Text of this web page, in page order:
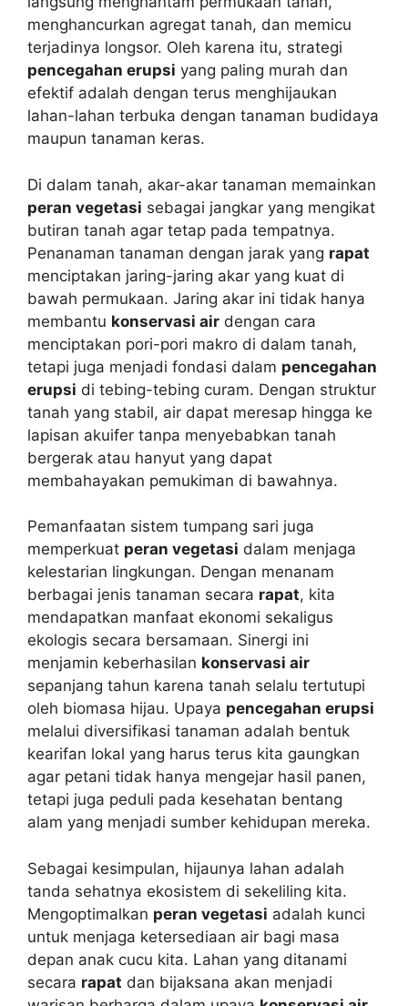
menghancurkan agregat tanah, dan memicu
terjadinya longsor. Oleh karena itu, strategi
pencegahan erupsi yang paling murah dan
efektif adalah dengan terus menghijaukan
lahan-lahan terbuka dengan tanaman budidaya
maupun tanaman keras.
Di dalam tanah, akar-akar tanaman memainkan
peran vegetasi sebagai jangkar yang mengikat
butiran tanah agar tetap pada tempatnya.
Penanaman tanaman dengan jarak yang rapat
menciptakan jaring-jaring akar yang kuat di
bawah permukaan. Jaring akar ini tidak hanya
membantu konservasi air dengan cara
menciptakan pori-pori makro di dalam tanah,
tetapi juga menjadi fondasi dalam pencegahan
erupsi di tebing-tebing curam. Dengan struktur
tanah yang stabil, air dapat meresap hingga ke
lapisan akuifer tanpa menyebabkan tanah
bergerak atau hanyut yang dapat
membahayakan pemukiman di bawahnya.
Pemanfaatan sistem tumpang sari juga
memperkuat peran vegetasi dalam menjaga
kelestarian lingkungan. Dengan menanam
berbagai jenis tanaman secara rapat, kita
mendapatkan manfaat ekonomi sekaligus
ekologis secara bersamaan. Sinergi ini
menjamin keberhasilan konservasi air
sepanjang tahun karena tanah selalu tertutupi
oleh biomasa hijau. Upaya pencegahan erupsi
melalui diversifikasi tanaman adalah bentuk
kearifan lokal yang harus terus kita gaungkan
agar petani tidak hanya mengejar hasil panen,
tetapi juga peduli pada kesehatan bentang
alam yang menjadi sumber kehidupan mereka.
Sebagai kesimpulan, hijaunya lahan adalah
tanda sehatnya ekosistem di sekeliling kita.
Mengoptimalkan peran vegetasi adalah kunci
untuk menjaga ketersediaan air bagi masa
depan anak cucu kita. Lahan yang ditanami
secara rapat dan bijaksana akan menjadi